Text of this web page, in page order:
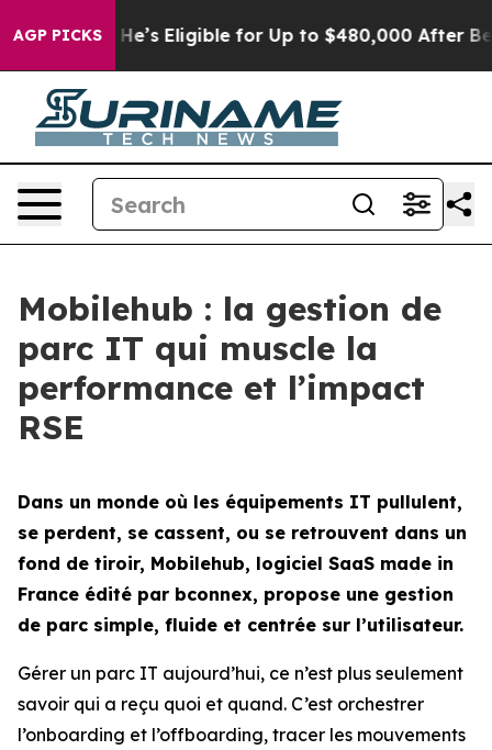
AGP PICKS
Policies He’s Eligible for Up to $480,000 After
Mobilehub : la gestion de
parc IT qui muscle la
performance et l’impact
RSE
Dans un monde où les équipements IT pullulent,
se perdent, se cassent, ou se retrouvent dans un
fond de tiroir, Mobilehub, logiciel SaaS made in
France édité par bconnex, propose une gestion
de parc simple, fluide et centrée sur l’utilisateur.
Gérer un parc IT aujourd’hui, ce n’est plus seulement
savoir qui a reçu quoi et quand. C’est orchestrer
l’onboarding et l’offboarding, tracer les mouvements